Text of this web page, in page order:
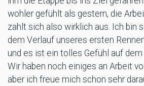
wohler gefühlt als gestern, die
zahlt sich also wirklich aus. Ich bin
dem Verlauf unseres ersten
und es ist ein tolles Gefühl auf
Wir haben noch einiges an Arbeit
aber ich freue mich schon sehr